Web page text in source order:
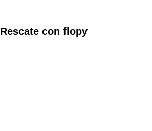
Rescate con flopy